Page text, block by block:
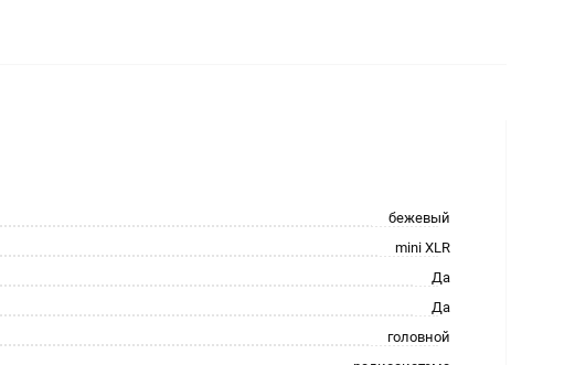
бежевый
mini XLR
Да
Да
головной